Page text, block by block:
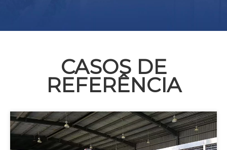
CASOS DE
REFERÊNCIA